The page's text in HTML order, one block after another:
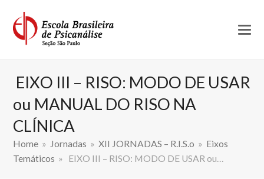
EIXO III – RISO: MODO DE USAR
ou MANUAL DO RISO NA
CLÍNICA
Home » Jornadas » XII JORNADAS – R.I.S.o » Eixos
Temáticos » EIXO III – RISO: MODO DE USAR ou…